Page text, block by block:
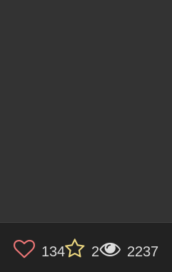
134 2 2237